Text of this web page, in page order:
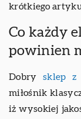
krótkiego
Co każdy
powinien
Dobry sklep z
miłośnik
iż wysokiej